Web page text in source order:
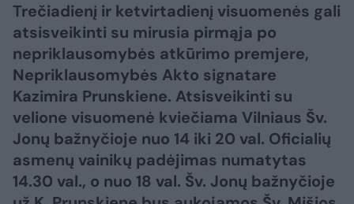
Trečiadienį ir ketvirtadienį visuomenės gali
atsisveikinti su mirusia pirmąja po
nepriklausomybės atkūrimo premjere,
Nepriklausomybės Akto signatare
Kazimira Prunskiene. Atsisveikinti su
velione visuomenė kviečiama Vilniaus Šv.
Jonų bažnyčioje nuo 14 iki 20 val. Oficialių
asmenų vainikų padėjimas numatytas
14.30 val., o nuo 18 val. Šv. Jonų bažnyčioje